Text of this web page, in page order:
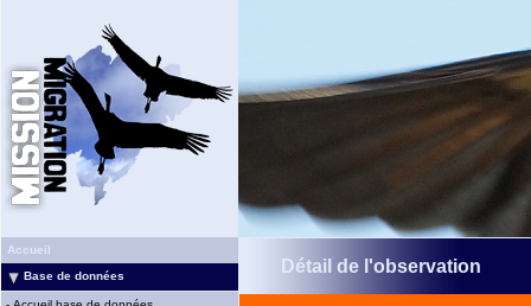
Accueil
Base de données
Détail de l'observation